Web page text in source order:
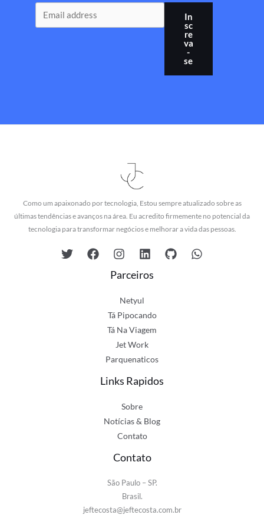
In
sc
re
va
-
se
Como um apaixonado por tecnologia, Estou sempre atualizado sobre as
últimas tendências e avanços na área. Eu acredito firmemente no potencial da
tecnologia para transformar negócios e melhorar a vida das pessoas.
Parceiros
Netyul
Tá Pipocando
Tá Na Viagem
Jet Work
Parquenaticos
Links Rapidos
Sobre
Notícias & Blog
Contato
Contato
São Paulo – SP.
Brasil.
jeftecosta@jeftecosta.com.br